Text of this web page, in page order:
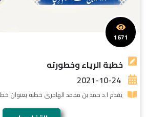
خطبة الرياء وخطورته
2021-10-24
يقدم ا.د حمد بن محمد الهاجرى خطبة بعنوان
1671